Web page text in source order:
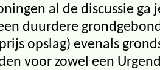
al de discussie ga
duurdere
opslag) evenals
voor zowel een